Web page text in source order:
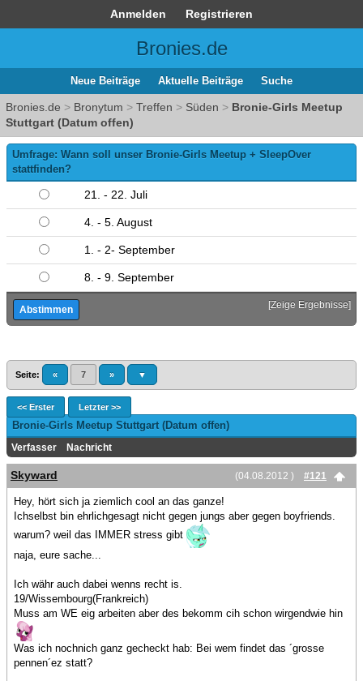
Anmelden Registrieren
Bronies.de
Neue Beiträge Aktuelle Beiträge Suche
Bronies.de > Bronytum > Treffen > Süden > Bronie-Girls Meetup
Stuttgart (Datum offen)
Umfrage: Wann soll unser Bronie-Girls Meetup + SleepOver
stattfinden?
21. - 22. Juli
4. - 5. August
1. - 2- September
8. - 9. September
[Zeige Ergebnisse]
Seite: « 7 » ▼
<< Erster Letzter >>
Bronie-Girls Meetup Stuttgart (Datum offen)
Verfasser Nachricht
(04.08.2012 ) #121
Skyward
Hey, hört sich ja ziemlich cool an das ganze!
Ichselbst bin ehrlichgesagt nicht gegen jungs aber gegen boyfriends.
warum? weil das IMMER stress gibt
naja, eure sache...
Ich währ auch dabei wenns recht is.
19/Wissembourg(Frankreich)
Muss am WE eig arbeiten aber des bekomm cih schon wirgendwie hin
Was ich nochnich ganz gecheckt hab: Bei wem findet das ´grosse
pennen´ez statt?